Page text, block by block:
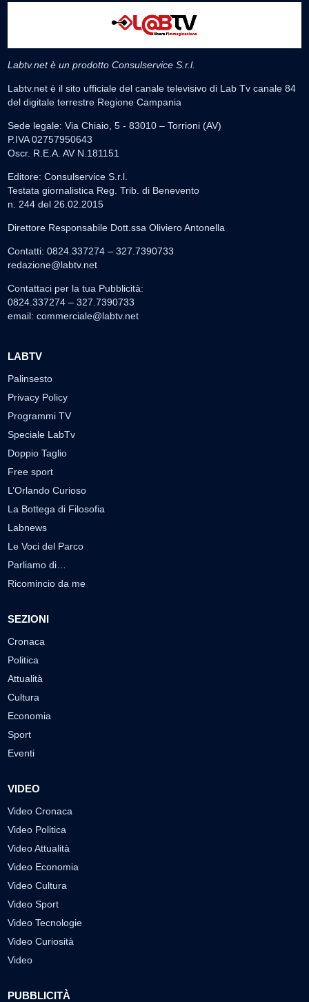
Labtv.net è un prodotto Consulservice S.r.l.
Labtv.net è il sito ufficiale del canale televisivo di Lab Tv canale 84
del digitale terrestre Regione Campania
Sede legale: Via Chiaio, 5 - 83010 – Torrioni (AV)
P.IVA 02757950643
Oscr. R.E.A. AV N.181151
Editore: Consulservice S.r.l.
Testata giornalistica Reg. Trib. di Benevento
n. 244 del 26.02.2015
Direttore Responsabile Dott.ssa Oliviero Antonella
Contatti: 0824.337274 – 327.7390733
redazione@labtv.net
Contattaci per la tua Pubblicità:
0824.337274 – 327.7390733
email: commerciale@labtv.net
LABTV
Palinsesto
Privacy Policy
Programmi TV
Speciale LabTv
Doppio Taglio
Free sport
L’Orlando Curioso
La Bottega di Filosofia
Labnews
Le Voci del Parco
Parliamo di…
Ricomincio da me
SEZIONI
Cronaca
Politica
Attualità
Cultura
Economia
Sport
Eventi
VIDEO
Video Cronaca
Video Politica
Video Attualità
Video Economia
Video Cultura
Video Sport
Video Tecnologie
Video Curiosità
Video
PUBBLICITÀ